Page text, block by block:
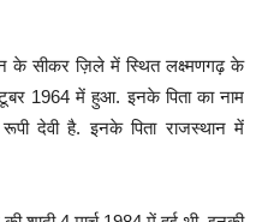
के सीकर ज़िले में स्थित लक्ष्मणगढ़ के
1964 में हुआ. इनके पिता का नाम
देवी है. इनके पिता राजस्थान में